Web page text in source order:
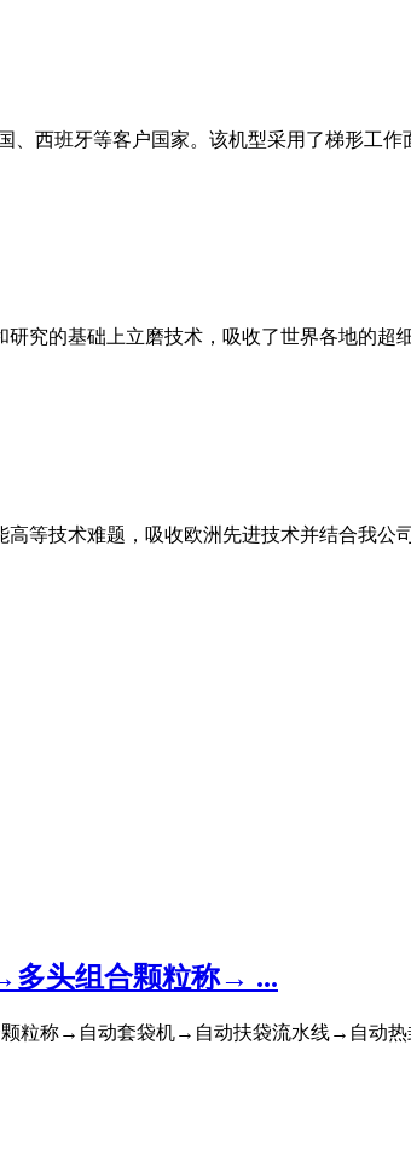
西班牙等客户国家。该机型采用了梯形工
究的基础上立磨技术，吸收了世界各地的
等技术难题，吸收欧洲先进技术并结合我
多头组合颗粒称→ ...
粒称→自动套袋机→自动扶袋流水线→自动